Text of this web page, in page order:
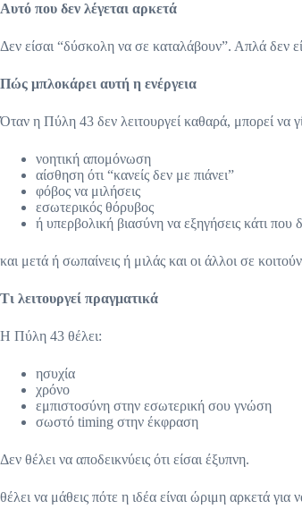
Αυτό που δεν λέγεται αρκετά
Δεν είσαι “δύσκολη να σε καταλάβουν”. Απλά δεν
Πώς μπλοκάρει αυτή η ενέργεια
Όταν η Πύλη 43 δεν λειτουργεί καθαρά, μπορεί να
νοητική απομόνωση
αίσθηση ότι “κανείς δεν με πιάνει”
φόβος να μιλήσεις
εσωτερικός θόρυβος
ή υπερβολική βιασύνη να εξηγήσεις κάτι που
και μετά ή σωπαίνεις ή μιλάς και οι άλλοι σε
Τι λειτουργεί πραγματικά
Η Πύλη 43 θέλει:
ησυχία
χρόνο
εμπιστοσύνη στην εσωτερική σου γνώση
σωστό timing στην έκφραση
Δεν θέλει να αποδεικνύεις ότι είσαι έξυπνη.
θέλει να μάθεις πότε η ιδέα είναι ώριμη αρκετά για